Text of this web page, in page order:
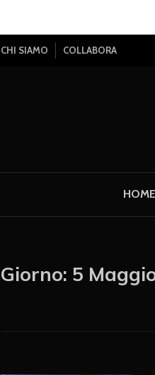
CHI SIAMO COLLABORA
HOME
Giorno: 5